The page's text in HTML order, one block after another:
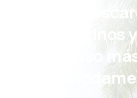
¡Eh!
eDestinos
incluso